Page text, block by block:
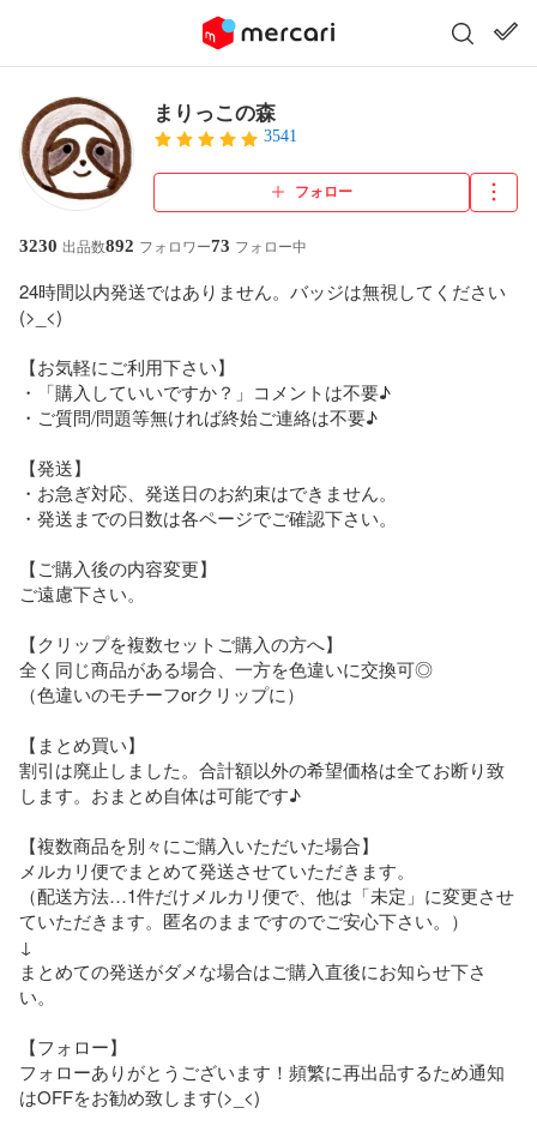
まりっこの森
3541
フォロー
3230 出品数892 フォロワー73 フォロー中
24時間以内発送ではありません。バッジは無視してください
(>_<)
【お気軽にご利用下さい】
・「購入していいですか？」コメントは不要♪
・ご質問/問題等無ければ終始ご連絡は不要♪
【発送】
・お急ぎ対応、発送日のお約束はできません。
・発送までの日数は各ページでご確認下さい。
【ご購入後の内容変更】
ご遠慮下さい。
【クリップを複数セットご購入の方へ】
全く同じ商品がある場合、一方を色違いに交換可◎
（色違いのモチーフorクリップに）
【まとめ買い】
割引は廃止しました。合計額以外の希望価格は全てお断り致
します。おまとめ自体は可能です♪
【複数商品を別々にご購入いただいた場合】
メルカリ便でまとめて発送させていただきます。
（配送方法…1件だけメルカリ便で、他は「未定」に変更させ
ていただきます。匿名のままですのでご安心下さい。）
↓
まとめての発送がダメな場合はご購入直後にお知らせ下さ
い。
【フォロー】
フォローありがとうございます！頻繁に再出品するため通知
はOFFをお勧め致します(>_<)